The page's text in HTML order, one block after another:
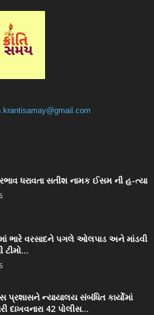
ધરાવતા સતીશ નામક ઈસમ ની હ-ત્યા
ભારે વરસાદને પગલે ઓલપાડ અને માંડવી
ટીમો...
પ્રશાસને ન્યાયાલય સંબંધિત કાર્યોમાં
દાખવનારા 42 પોલીસ...